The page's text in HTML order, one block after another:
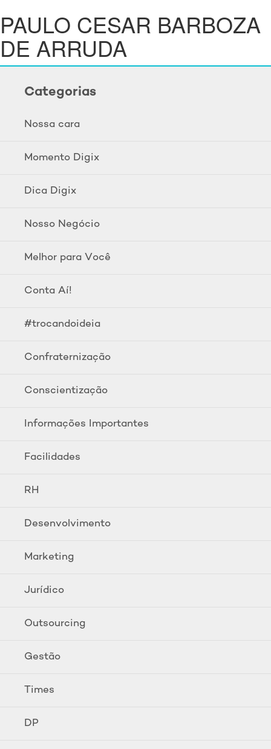
PAULO CESAR BARBOZA
DE ARRUDA
Categorias
Nossa cara
Momento Digix
Dica Digix
Nosso Negócio
Melhor para Você
Conta Aí!
#trocandoideia
Confraternização
Conscientização
Informações Importantes
Facilidades
RH
Desenvolvimento
Marketing
Jurídico
Outsourcing
Gestão
Times
DP